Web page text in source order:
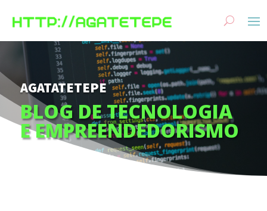
AGATATETEPE
BLOG DE TECNOLOGIA
E EMPREENDEDORISMO